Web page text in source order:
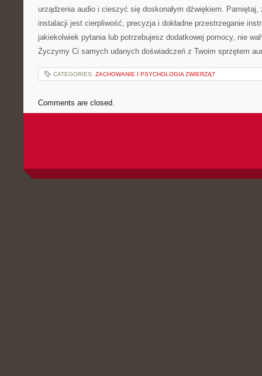
urządzenia audio i cieszyć się doskonałym dźwiękiem. Pamiętaj,
instalacji jest cierpliwość, precyzja i dokładne przestrzeganie
jakiekolwiek pytania lub potrzebujesz dodatkowej pomocy, nie
Życzymy Ci‍ samych ​udanych doświadczeń z Twoim sprzętem
CATEGORIES: ZACHOWANIE I PSYCHOLOGIA ZWIERZĄT
Comments are closed.